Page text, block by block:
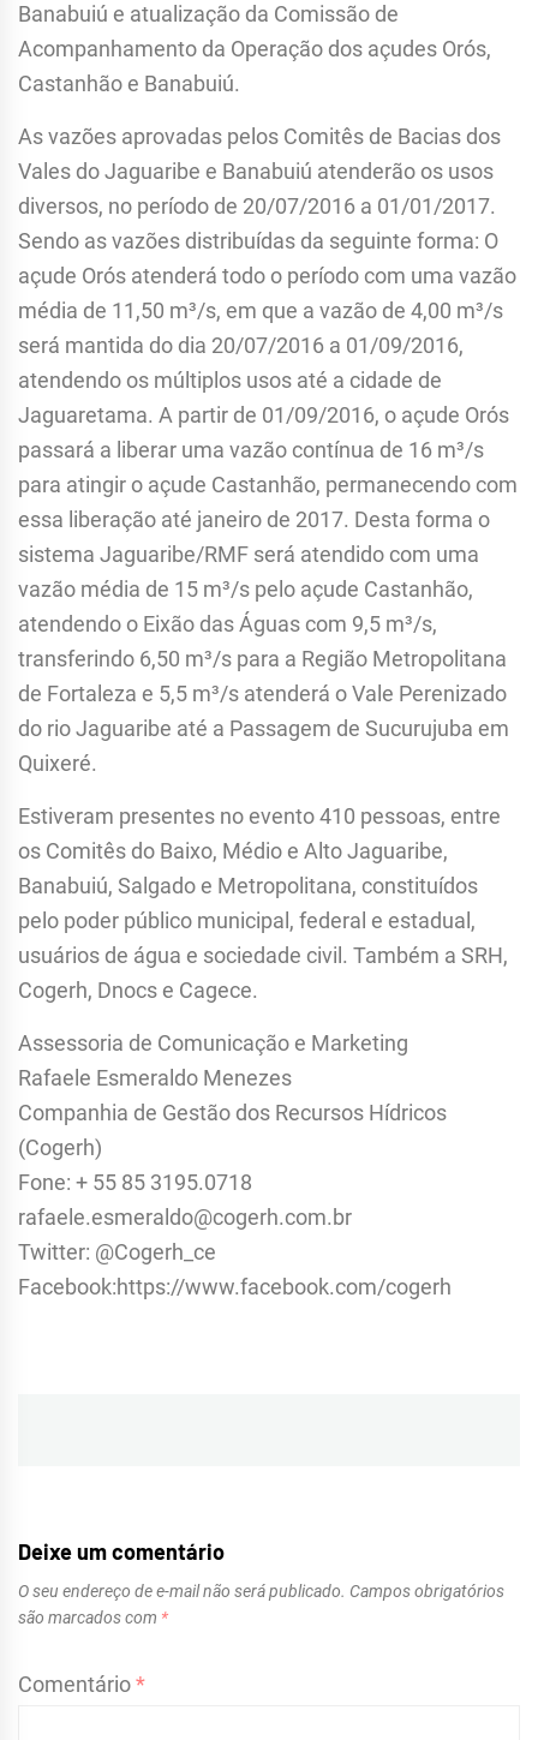
Banabuiú e atualização da Comissão de
Acompanhamento da Operação dos açudes Orós,
Castanhão e Banabuiú.
As vazões aprovadas pelos Comitês de Bacias dos
Vales do Jaguaribe e Banabuiú atenderão os usos
diversos, no período de 20/07/2016 a 01/01/2017.
Sendo as vazões distribuídas da seguinte forma: O
açude Orós atenderá todo o período com uma vazão
média de 11,50 m³/s, em que a vazão de 4,00 m³/s
será mantida do dia 20/07/2016 a 01/09/2016,
atendendo os múltiplos usos até a cidade de
Jaguaretama. A partir de 01/09/2016, o açude Orós
passará a liberar uma vazão contínua de 16 m³/s
para atingir o açude Castanhão, permanecendo com
essa liberação até janeiro de 2017. Desta forma o
sistema Jaguaribe/RMF será atendido com uma
vazão média de 15 m³/s pelo açude Castanhão,
atendendo o Eixão das Águas com 9,5 m³/s,
transferindo 6,50 m³/s para a Região Metropolitana
de Fortaleza e 5,5 m³/s atenderá o Vale Perenizado
do rio Jaguaribe até a Passagem de Sucurujuba em
Quixeré.
Estiveram presentes no evento 410 pessoas, entre
os Comitês do Baixo, Médio e Alto Jaguaribe,
Banabuiú, Salgado e Metropolitana, constituídos
pelo poder público municipal, federal e estadual,
usuários de água e sociedade civil. Também a SRH,
Cogerh, Dnocs e Cagece.
Assessoria de Comunicação e Marketing
Rafaele Esmeraldo Menezes
Companhia de Gestão dos Recursos Hídricos
(Cogerh)
Fone: + 55 85 3195.0718
rafaele.esmeraldo@cogerh.com.br
Twitter: @Cogerh_ce
Facebook:https://www.facebook.com/cogerh
Post
Deixe um comentário
O seu endereço de e-mail não será publicado. Campos obrigatórios
são marcados com *
Comentário*